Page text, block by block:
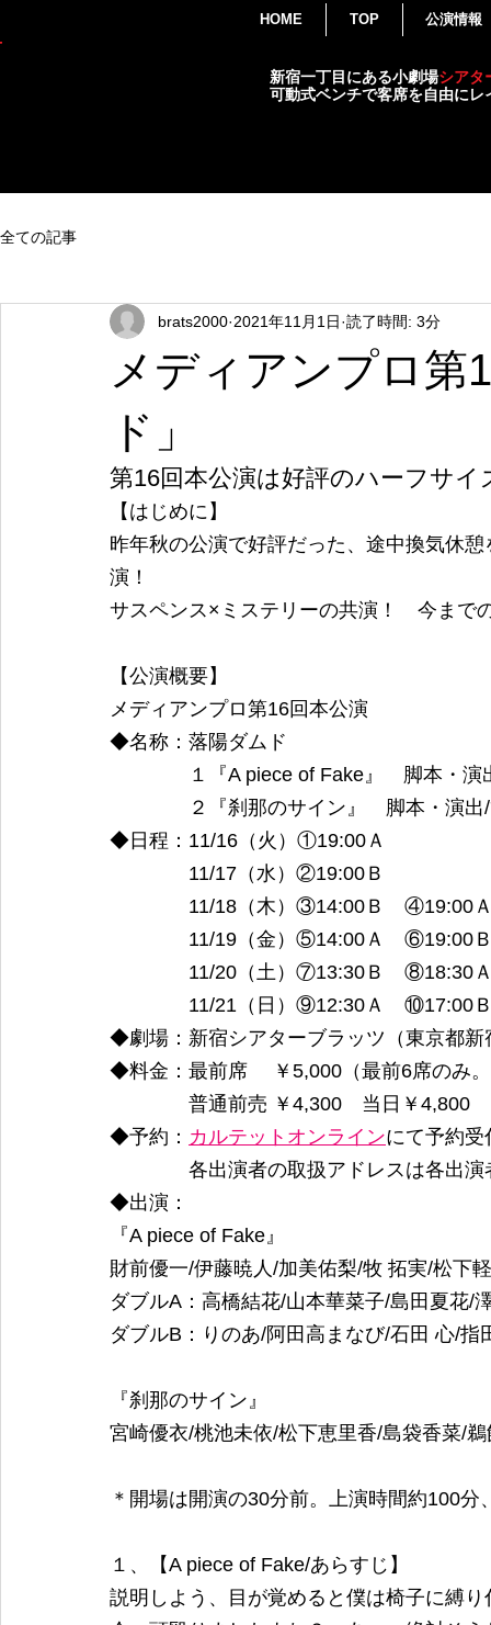
HOME TOP 公演情報
新宿一丁目にある小劇場シアタ
可動式ベンチで客席を自由に
全ての記事
メディアンプロ第
ド」
brats2000 2021年11月1日 読了時間: 3分
第16回本公演は好評のハーフサイ
【はじめに】
昨年秋の公演で好評だった、途中換気休
演！
サスペンス×ミステリーの共演！　今まで
【公演概要】
メディアンプロ第16回本公演
◆名称：落陽ダムド
１『A piece of Fake』　脚本・演出
２『刹那のサイン』　脚本・演出/
◆日程：11/16（火）①19:00Ａ
11/17（水）②19:00Ｂ
11/18（木）③14:00Ｂ　④19:00
11/19（金）⑤14:00Ａ　⑥19:00
11/20（土）⑦13:30Ｂ　⑧18:30
11/21（日）⑨12:30Ａ　⑩17:00
◆劇場：新宿シアターブラッツ（東京都新
◆料金：最前席　 ￥5,000（最前6席のみ
普通前売 ￥4,300　当日￥4,800
◆予約： カルテットオンラインにて予約受
各出演者の取扱アドレスは各出演者
◆出演：
『A piece of Fake』
財前優一/伊藤暁人/加美佑梨/牧 拓実/松下
ダブルA：高橋結花/山本華菜子/島田夏花/
ダブルB：りのあ/阿田高まなび/石田 心/指
『刹那のサイン』
宮崎優衣/桃池未依/松下恵里香/島袋香菜/
＊開場は開演の30分前。上演時間約100分
１、【A piece of Fake/あらすじ】
説明しよう、目が覚めると僕は椅子に縛